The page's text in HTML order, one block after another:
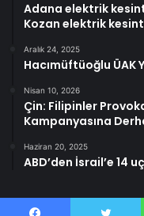
Adana elektrik
Kozan elektrik
Aralık 24, 2025
Hacımüftüoğlu ÜAK
Nisan 10, 2026
Çin: Filipinler
Kampanyasına
Haziran 20, 2025
ABD’den İsrail’e 14